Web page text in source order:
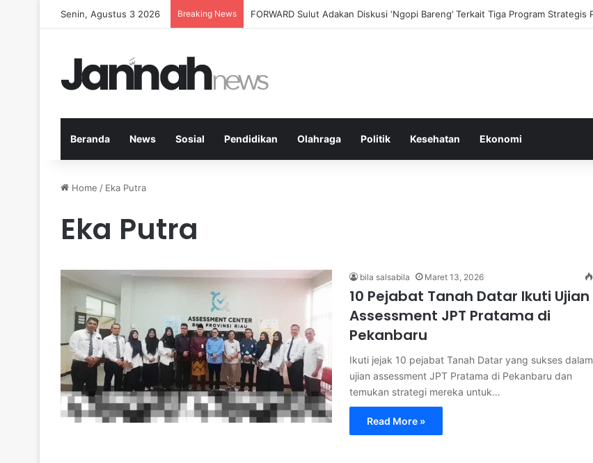
Senin, Agustus 3 2026 Breaking News Milenial Petani dan Transformasi Pertanian melalui Teknologi Digital
Beranda News Sosial Pendidikan Olahraga Politik Kesehatan Ekonomi
Home / Eka Putra
Eka Putra
bila salsabila Maret 13, 2026
10 Pejabat Tanah Datar Ikuti Ujian
Assessment JPT Pratama di
Pekanbaru
Ikuti jejak 10 pejabat Tanah Datar yang sukses dalam
ujian assessment JPT Pratama di Pekanbaru dan
temukan strategi mereka untuk…
Read More »